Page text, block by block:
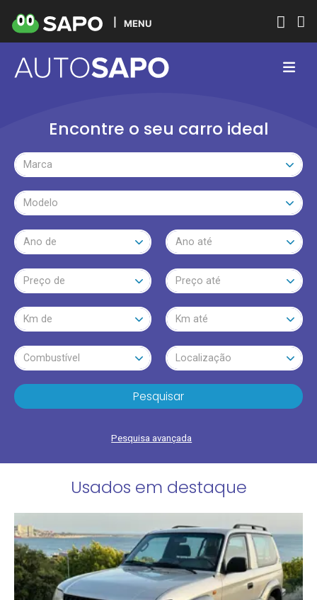
MENU
Encontre o seu carro ideal
Marca
Modelo
Ano de Ano até
Preço de Preço até
Km de Km até
Combustível Localização
Pesquisar
Pesquisa avançada
Usados em destaque